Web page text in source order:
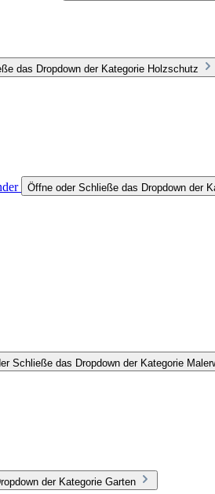
das Dropdown der Kategorie Holzschutz
Öffne oder Schließe das Dropdown der
Schließe das Dropdown der Kategorie
der Kategorie Garten